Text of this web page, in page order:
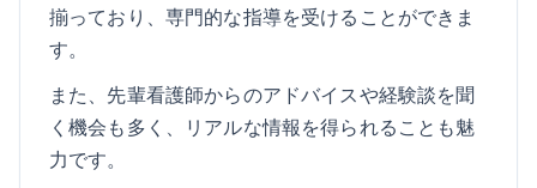
揃っており、専門的な指導を受けることができま
す。
また、先輩看護師からのアドバイスや経験談を聞
く機会も多く、リアルな情報を得られることも魅
力です。